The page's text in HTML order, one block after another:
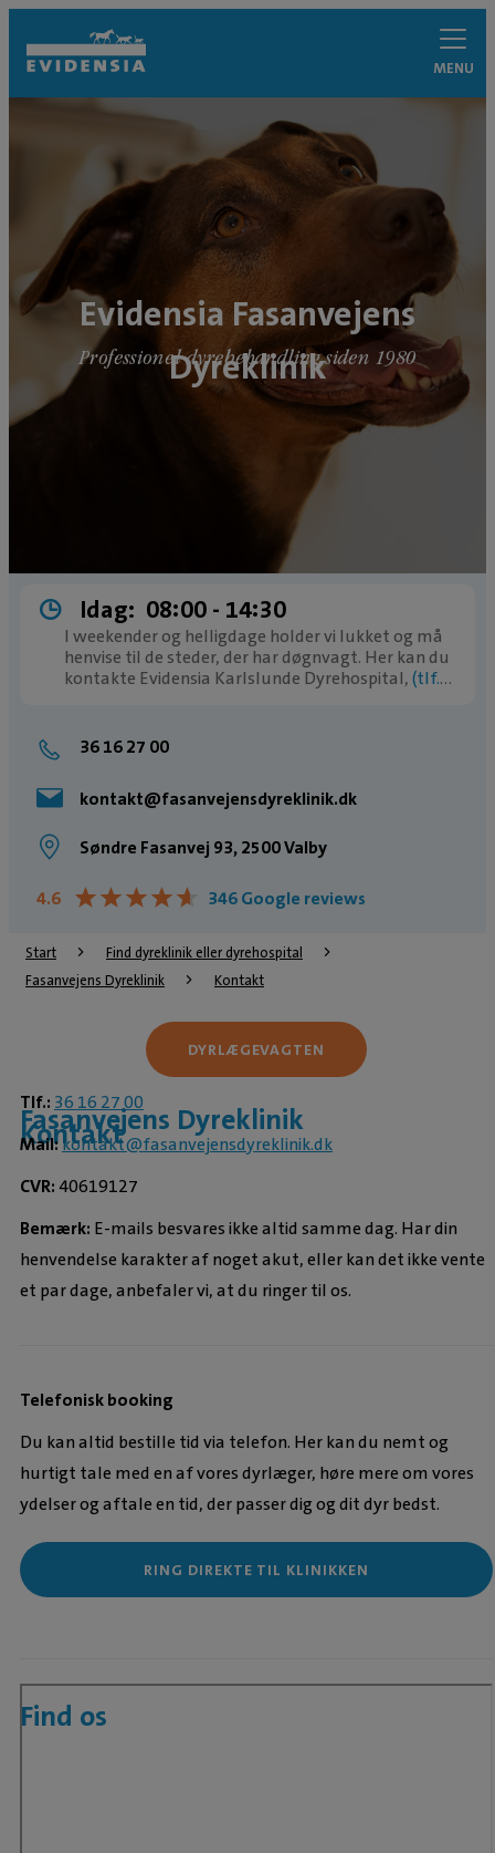
MENU
Evidensia Fasanvejens
Dyreklinik
Professionel dyrebehandling siden 1980
Idag: 08:00 ­- 14:30
I weekender og helligdage holder vi lukket og må
henvise til de steder, der har døgnvagt. Her kan du
kontakte Evidensia Karlslunde Dyrehospital,(tlf.
36 16 27 00
kontakt@fasanvejensdyreklinik.dk
Søndre Fasanvej 93, 2500 Valby
4.6 ★★★★★
★★★★★ 346 Google reviews
Start
Find dyreklinik eller dyrehospital
Fasanvejens Dyreklinik
Kontakt
Kontakt
Fasanvejens Dyreklinik
Tlf.: 36 16 27 00
Mail:kontakt@fasanvejensdyreklinik.dk
CVR:40619127
Bemærk: E-mails besvares ikke altid samme dag. Har din
henvendelse karakter af noget akut, eller kan det ikke vente
et par dage, anbefaler vi, at du ringer til os.
Telefonisk booking
Du kan altid bestille tid via telefon. Her kan du nemt og
hurtigt tale med en af vores dyrlæger, høre mere om vores
ydelser og aftale en tid, der passer dig og dit dyr bedst.
RING DIREKTE TIL KLINIKKEN
Find os
DYRLÆGEVAGTEN